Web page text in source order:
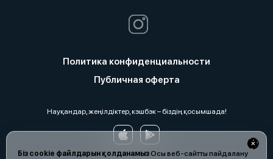
Біз cookie файлдарын қолданамызОсы веб-сайтты пайдалану
Политика конфиденциальности
Публичная оферта
Науқандар, жеңілдіктер, кэшбэк – біздің қосымшада!